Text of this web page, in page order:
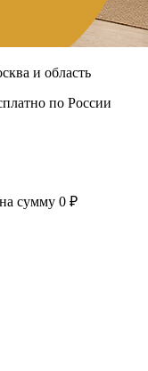
и область
по России
сумму 0 ₽